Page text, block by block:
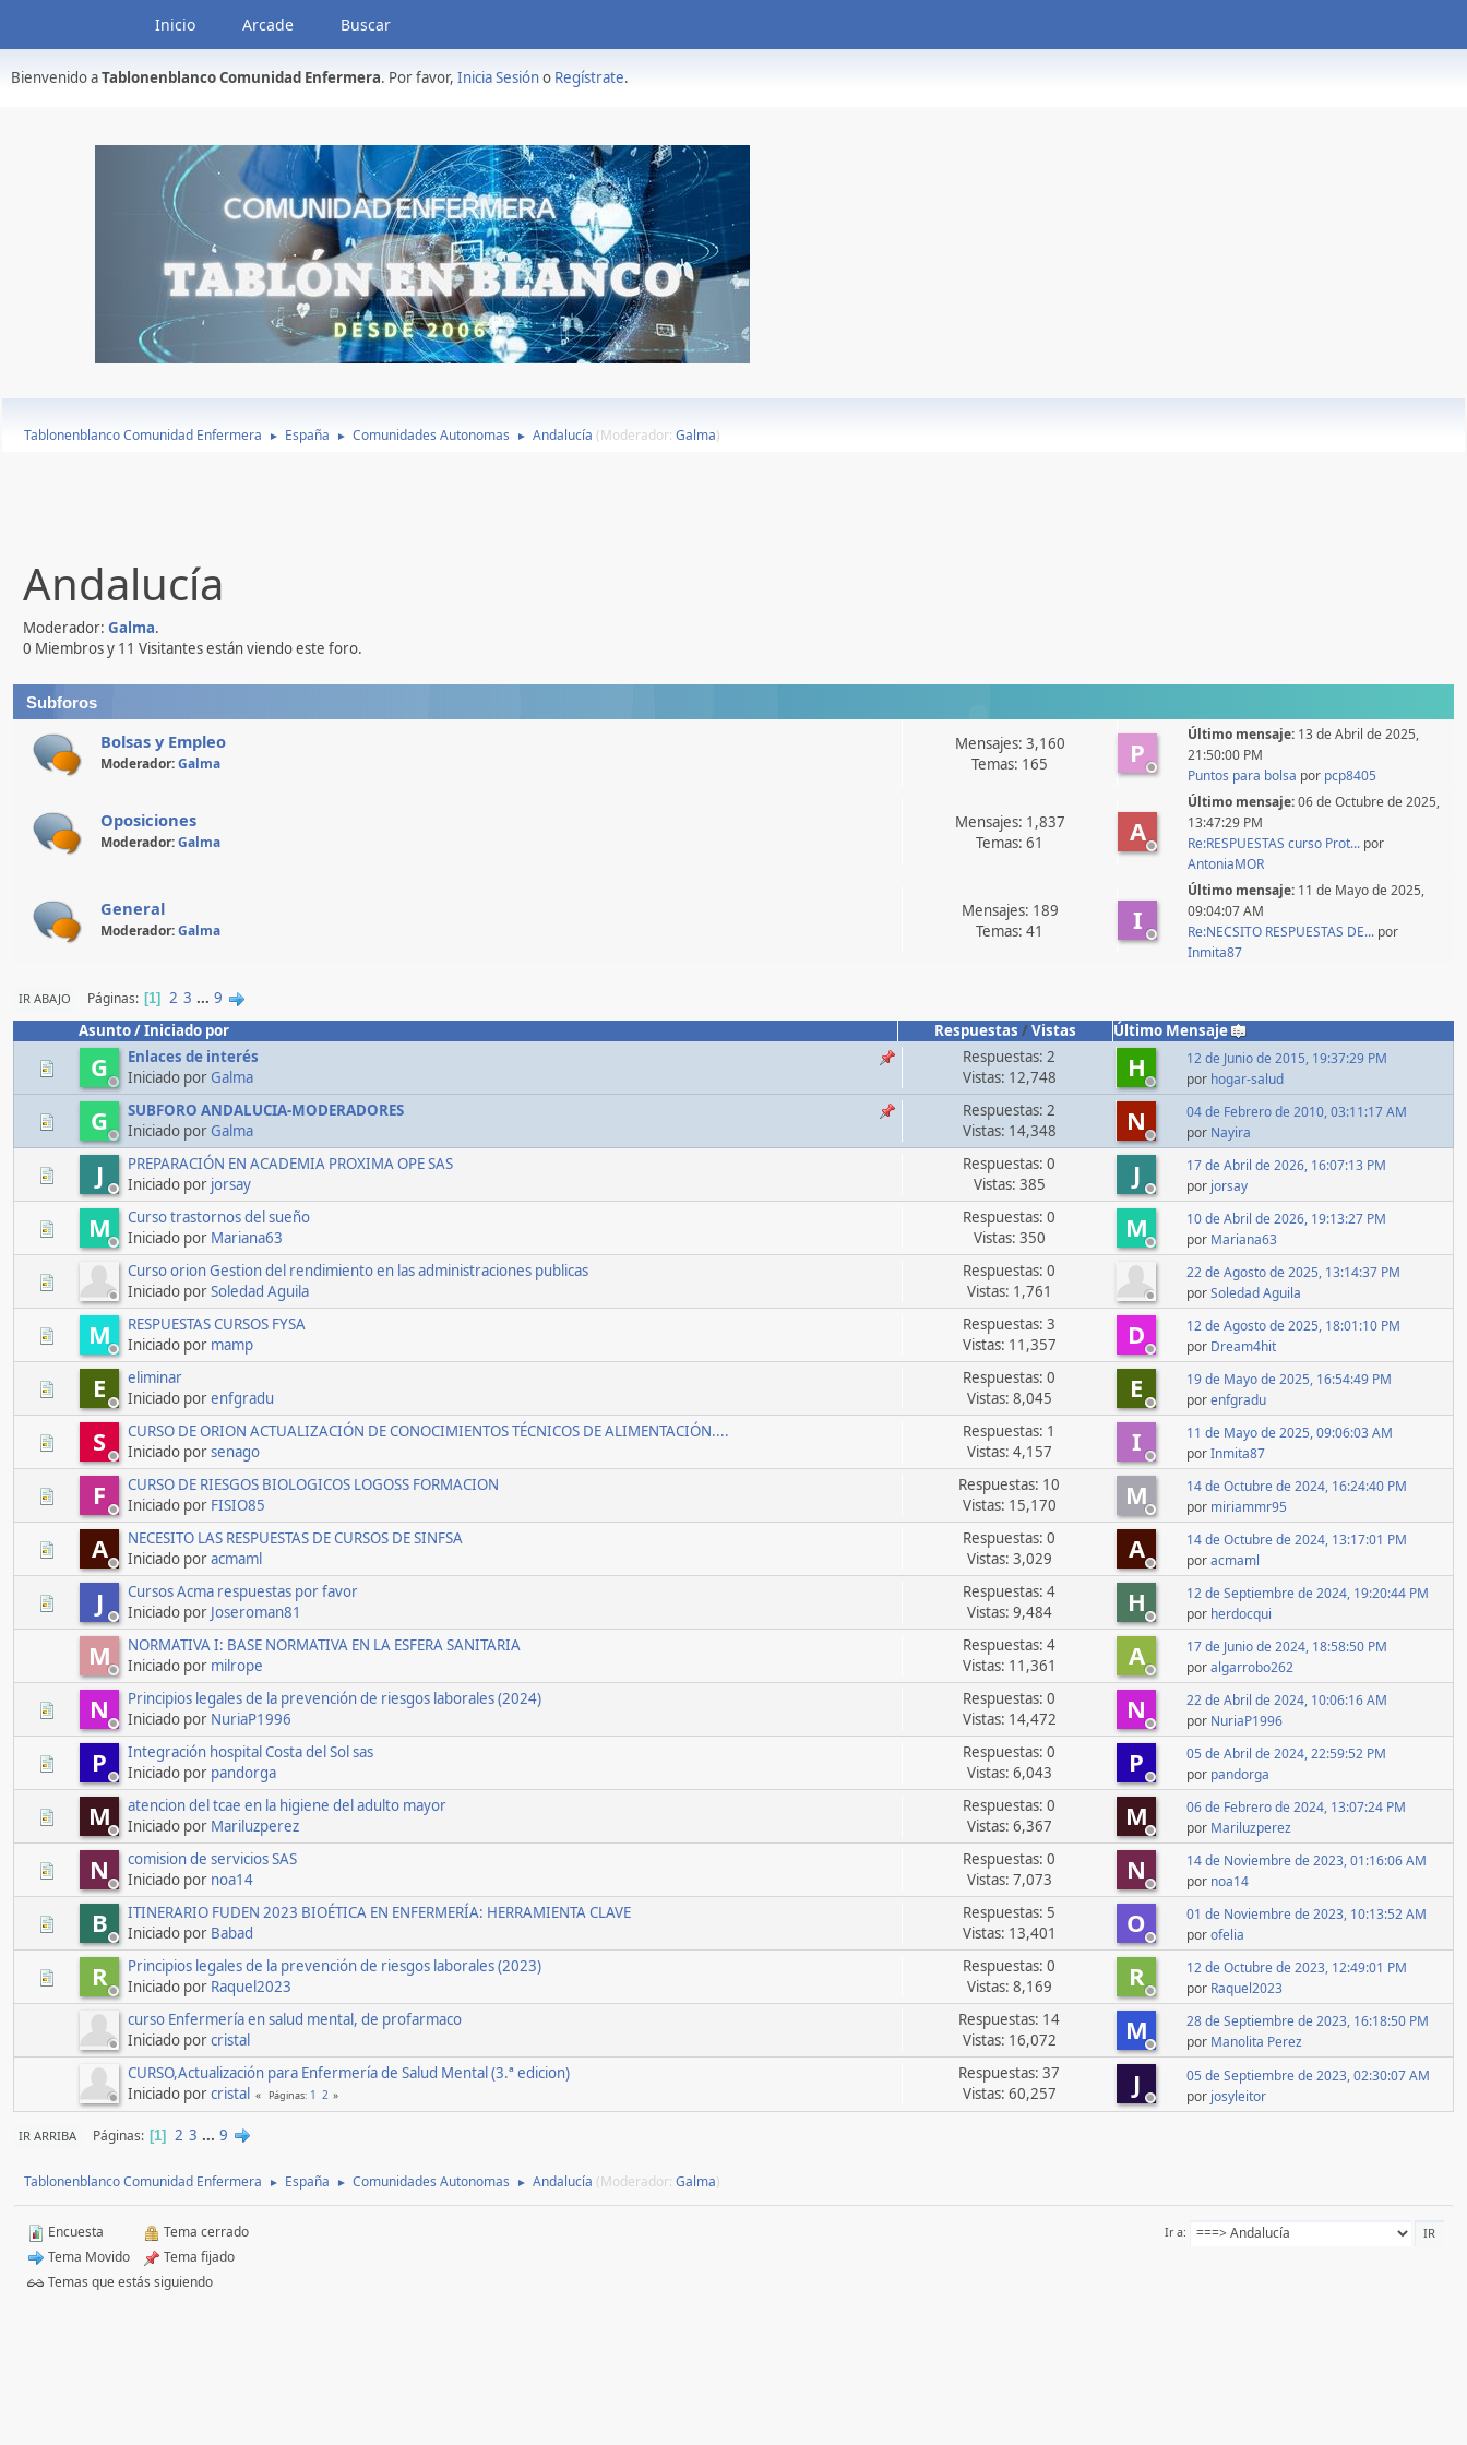
Inicio Arcade Buscar
Bienvenido aTablonenblanco Comunidad Enfermera. Por favor, Inicia Sesióno Regístrate.
Tablonenblanco Comunidad Enfermera ► España ► Comunidades Autonomas ► Andalucía (Moderador: Galma)
Andalucía
Moderador: Galma.
0 Miembros y 11 Visitantes están viendo este foro.
Subforos
P
Bolsas y Empleo
Moderador:Galma
Mensajes: 3,160
Temas: 165
Último mensaje: 13 de Abril de 2025,
21:50:00 PM
Puntos para bolsa por pcp8405
A
Oposiciones
Moderador:Galma
Mensajes: 1,837
Temas: 61
Último mensaje:06 de Octubre de 2025,
13:47:29 PM
Re:RESPUESTAS curso Prot... por
AntoniaMOR
I
General
Moderador:Galma
Mensajes: 189
Temas: 41
Último mensaje: 11 de Mayo de 2025,
09:04:07 AM
Re:NECSITO RESPUESTAS DE... por
Inmita87
IR ABAJO Páginas 1 2 3 ... 9
Asunto/Iniciado por Respuestas /Vistas Último Mensaje
G H
Enlaces de interés
Iniciado por Galma
Respuestas: 2
Vistas: 12,748
12 de Junio de 2015, 19:37:29 PM
por hogar-salud
G N
SUBFORO ANDALUCIA-MODERADORES
Iniciado por Galma
Respuestas: 2
Vistas: 14,348
04 de Febrero de 2010, 03:11:17 AM
por Nayira
J J
PREPARACIÓN EN ACADEMIA PROXIMA OPE SAS
Iniciado por jorsay
Respuestas: 0
Vistas: 385
17 de Abril de 2026, 16:07:13 PM
por jorsay
M M
Curso trastornos del sueño
Iniciado por Mariana63
Respuestas: 0
Vistas: 350
10 de Abril de 2026, 19:13:27 PM
por Mariana63
Curso orion Gestion del rendimiento en las administraciones publicas
Iniciado porSoledad Aguila
Respuestas: 0
Vistas: 1,761
22 de Agosto de 2025, 13:14:37 PM
porSoledad Aguila
M D
RESPUESTAS CURSOS FYSA
Iniciado por mamp
Respuestas: 3
Vistas: 11,357
12 de Agosto de 2025, 18:01:10 PM
por Dream4hit
E E
eliminar
Iniciado porenfgradu
Respuestas: 0
Vistas: 8,045
19 de Mayo de 2025, 16:54:49 PM
porenfgradu
S I
CURSO DE ORION ACTUALIZACIÓN DE CONOCIMIENTOS TÉCNICOS DE ALIMENTACIÓN....
Iniciado porsenago
Respuestas: 1
Vistas: 4,157
11 de Mayo de 2025, 09:06:03 AM
porInmita87
F M
CURSO DE RIESGOS BIOLOGICOS LOGOSS FORMACION
Iniciado por FISIO85
Respuestas: 10
Vistas: 15,170
14 de Octubre de 2024, 16:24:40 PM
por miriammr95
A A
NECESITO LAS RESPUESTAS DE CURSOS DE SINFSA
Iniciado poracmaml
Respuestas: 0
Vistas: 3,029
14 de Octubre de 2024, 13:17:01 PM
poracmaml
J H
Cursos Acma respuestas por favor
Iniciado por Joseroman81
Respuestas: 4
Vistas: 9,484
12 de Septiembre de 2024, 19:20:44 PM
por herdocqui
M A
NORMATIVA I: BASE NORMATIVA EN LA ESFERA SANITARIA
Iniciado por milrope
Respuestas: 4
Vistas: 11,361
17 de Junio de 2024, 18:58:50 PM
poralgarrobo262
N N
Principios legales de la prevención de riesgos laborales (2024)
Iniciado por NuriaP1996
Respuestas: 0
Vistas: 14,472
22 de Abril de 2024, 10:06:16 AM
por NuriaP1996
P P
Integración hospital Costa del Sol sas
Iniciado por pandorga
Respuestas: 0
Vistas: 6,043
05 de Abril de 2024, 22:59:52 PM
por pandorga
M M
atencion del tcae en la higiene del adulto mayor
Iniciado por Mariluzperez
Respuestas: 0
Vistas: 6,367
06 de Febrero de 2024, 13:07:24 PM
por Mariluzperez
N N
comision de servicios SAS
Iniciado por noa14
Respuestas: 0
Vistas: 7,073
14 de Noviembre de 2023, 01:16:06 AM
por noa14
B O
ITINERARIO FUDEN 2023 BIOÉTICA EN ENFERMERÍA: HERRAMIENTA CLAVE
Iniciado por Babad
Respuestas: 5
Vistas: 13,401
01 de Noviembre de 2023, 10:13:52 AM
porofelia
R R
Principios legales de la prevención de riesgos laborales (2023)
Iniciado por Raquel2023
Respuestas: 0
Vistas: 8,169
12 de Octubre de 2023, 12:49:01 PM
por Raquel2023
M
curso Enfermería en salud mental, de profarmaco
Iniciado porcristal
Respuestas: 14
Vistas: 16,072
28 de Septiembre de 2023, 16:18:50 PM
por Manolita Perez
J
CURSO,Actualización para Enfermería de Salud Mental (3.ª edicion)
Iniciado porcristal Páginas 1 2
Respuestas: 37
Vistas: 60,257
05 de Septiembre de 2023, 02:30:07 AM
por josyleitor
IR ARRIBA Páginas 1 2 3 ... 9
Tablonenblanco Comunidad Enfermera ► España ► Comunidades Autonomas ► Andalucía (Moderador: Galma)
Ir a
Encuesta
Tema Movido
Tema cerrado
Tema fijado
Temas que estás siguiendo